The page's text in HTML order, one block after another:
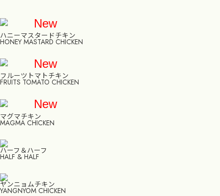
New
ハニーマスタードチキン
HONEY MASTARD CHICKEN
New
フルーツトマトチキン
FRUITS TOMATO CHICKEN
New
マグマチキン
MAGMA CHICKEN
ハーフ＆ハーフ
HALF & HALF
ヤンニョムチキン
YANGNYOM CHICKEN